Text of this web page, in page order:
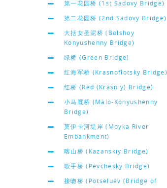
第一花园桥 (1st Sadovy Bridge)
第二花园桥 (2nd Sadovy Bridge)
大括女圣泥桥 (Bolshoy
Konyushenny Bridge)
绿桥 (Green Bridge)
红海军桥 (Krasnoflotsky Bridge)
红桥 (Red (Krasniy) Bridge)
小马厩桥 (Malo-Konyushenny
Bridge)
莫伊卡河堤岸 (Moyka River
Embankment)
喀山桥 (Kazanskiy Bridge)
歌手桥 (Pevchesky Bridge)
接吻桥 (Potseluev (Bridge of